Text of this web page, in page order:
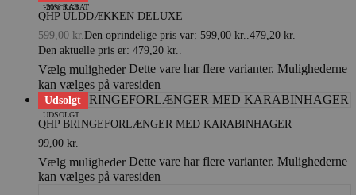
-20% RABAT
UDSOLGT
QHP ULDDÆKKEN DELUXE
599,00kr.Den oprindelige pris var: 599,00 kr..479,20 kr.
Den aktuelle pris er: 479,20 kr..
Vælg muligheder Dette vare har flere varianter. Mulighederne
kan vælges på varesiden
Udsolgt
UDSOLGT
QHP BRINGEFORLÆNGER MED KARABINHAGER
99,00 kr.
Vælg muligheder Dette vare har flere varianter. Mulighederne
kan vælges på varesiden